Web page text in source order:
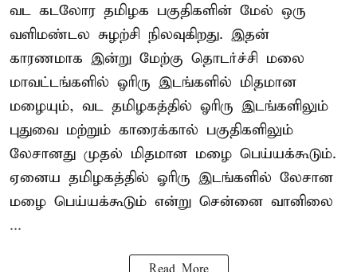
வட கடலோர தமிழக பகுதிகளின் மேல் ஒரு
வளிமண்டல சுழற்சி நிலவுகிறது. இதன்
காரணமாக இன்று மேற்கு தொடர்ச்சி மலை
மாவட்டங்களில் ஓரிரு இடங்களில் மிதமான
மழையும், வட தமிழகத்தில் ஓரிரு இடங்களிலும்
புதுவை மற்றும் காரைக்கால் பகுதிகளிலும்
லேசானது முதல் மிதமான மழை பெய்யக்கூடும்.
ஏனைய தமிழகத்தில் ஓரிரு இடங்களில் லேசான
மழை பெய்யக்கூடும் என்று சென்னை வானிலை
...